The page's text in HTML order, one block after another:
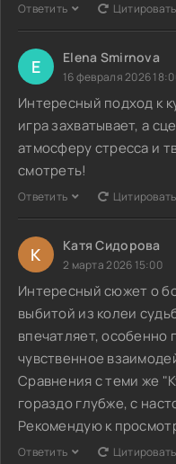
Ответить Цитировать
E Elena Smirnova
16 февраля 2026
Интересный подход к
игра захватывает, а
атмосферу стресса и
смотреть!
Ответить Цитировать
К Катя Сидорова
2 марта 2026 15:00
Интересный сюжет о
выбитой из колеи
впечатляет, особенно
чувственное
Сравнения с теми же
гораздо глубже, с
Рекомендую к
Ответить Цитировать